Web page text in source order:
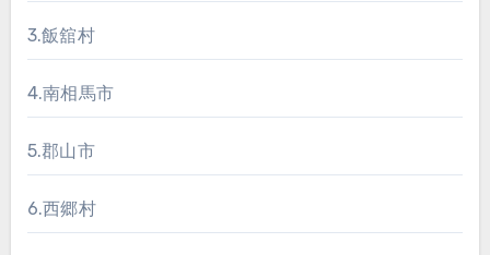
3.飯舘村
4.南相馬市
5.郡山市
6.西郷村